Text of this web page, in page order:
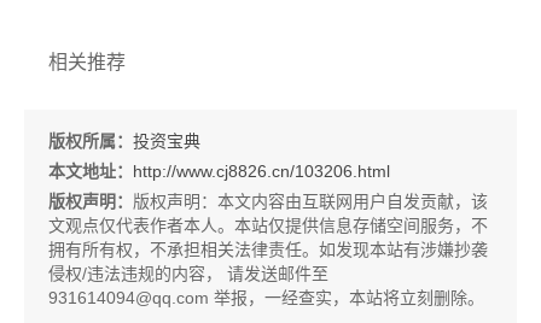
相关推荐
版权所属： 投资宝典
本文地址： http://www.cj8826.cn/103206.html
版权声明： 版权声明： 本文内容由互联网用户自发贡献，该
文观点仅代表作者本人。本站仅提供信息存储空间服务，不
拥有所有权，不承担相关法律责任。如发现本站有涉嫌抄袭
侵权/违法违规的内容， 请发送邮件至
931614094@qq.com 举报，一经查实，本站将立刻删除。